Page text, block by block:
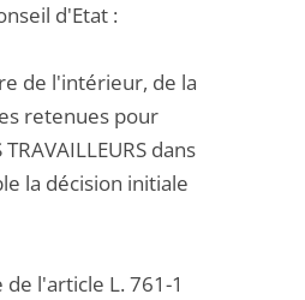
d'Etat :
de l'intérieur, de la
retenues pour
dans
la décision initiale
de l'article L. 761-1